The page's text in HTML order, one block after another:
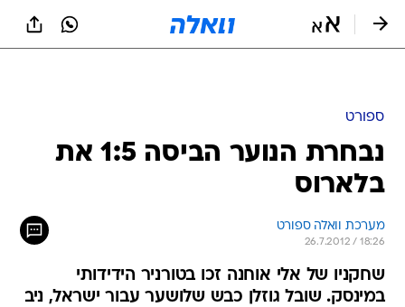
ספורט
נבחרת הנוער הביסה 1:5 את
בלארוס
מערכת וואלה ספורט
26.7.2012 / 18:26
שחקניו של אלי אוחנה זכו בטורניר הידידותי
במינסק. שובל גוזלן כבש שלושער עבור ישראל, ניב